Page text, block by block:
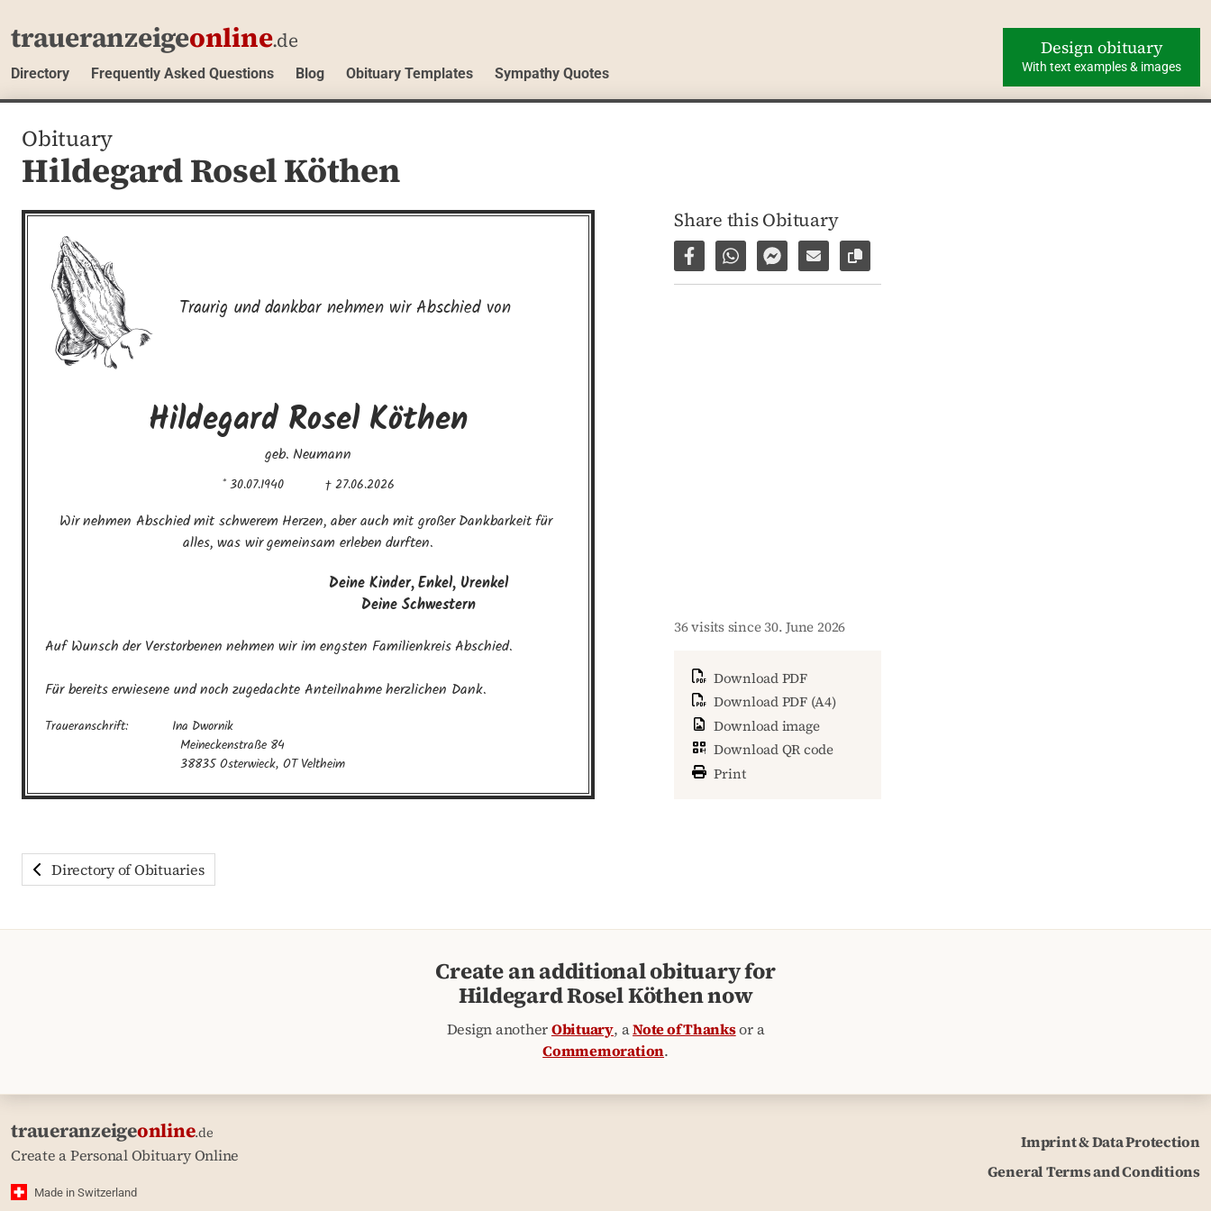
traueranzeigeonline.de
Directory Frequently Asked Questions Blog Obituary Templates Sympathy Quotes
Design obituary
With text examples & images
Obituary
Hildegard Rosel Köthen
Traurig und dankbar nehmen wir Abschied von
Hildegard Rosel Köthen
geb. Neumann
* 30.07.1940 † 27.06.2026
Wir nehmen Abschied mit schwerem Herzen, aber auch mit großer Dankbarkeit für
alles, was wir gemeinsam erleben durften.
Deine Kinder, Enkel, Urenkel
Deine Schwestern
Auf Wunsch der Verstorbenen nehmen wir im engsten Familienkreis Abschied.
Für bereits erwiesene und noch zugedachte Anteilnahme herzlichen Dank.
Traueranschrift:           Ina Dwornik
                                  38835 Osterwieck, OT Veltheim
Share this Obituary
Share on Facebook
Share via WhatsApp
Share via Facebook Messenger
Share via E-Mail
Copy link to page
36 visits since 30. June 2026
Download PDF
Download PDF (A4)
Download image
Download QR code
Print
Directory of Obituaries
Create an additional obituary for
Hildegard Rosel Köthen now
Design anotherObituary, aNote of Thanksor a
Commemoration.
traueranzeigeonline.de
Create a Personal Obituary Online
Made in Switzerland
Imprint & Data Protection
General Terms and Conditions